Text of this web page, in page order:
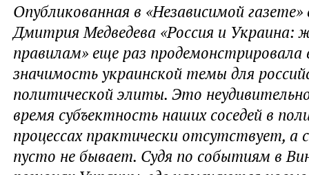
Опубликованная в «Независимой
Дмитрия Медведева «Россия и Украина:
правилам» еще раз продемонстрировала
значимость украинской темы для
политической элиты. Это
время субъектность наших соседей в
процессах практически отсутствует, а
пусто не бывает. Судя по событиям в